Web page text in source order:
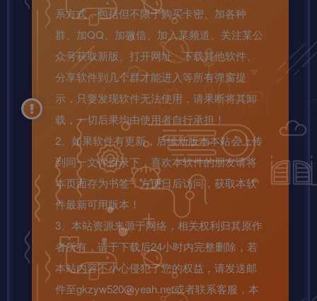
系方式，包括但不限于购买卡密、加各种
群、加QQ、加微信、加入某频道、关注某公
众号获取新版、打开网址、下载其他软件、
分享软件到几个群才能进入等所有弹窗提
示，只要发现软件无法使用，请果断将其卸
载，一切后果均由使用者自行承担！
2、如果软件有更新，后续新版本本站会上传
到同一文件目录下，喜欢本软件的朋友请将
本页面存为书签，方便日后访问，获取本软
件最新可用版本！
3、本站资源来源于网络，相关权利归其原作
者所有，请于下载后24小时内完整删除，若
本站内容不小心侵犯了您的权益，请发送邮
件至gkzyw520@yeah.net或者联系客服，本